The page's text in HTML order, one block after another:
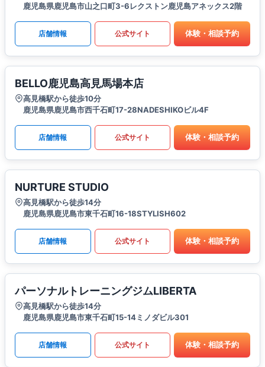
鹿児島県鹿児島市山之口町3-6レクストン鹿児島アネックス2階
店舗情報 公式サイト 体験・相談予約
BELLO鹿児島高見馬場本店
高見橋駅から徒歩10分
鹿児島県鹿児島市西千石町17-28NADESHIKOビル4F
店舗情報 公式サイト 体験・相談予約
NURTURE STUDIO
高見橋駅から徒歩14分
鹿児島県鹿児島市東千石町16-18STYLISH602
店舗情報 公式サイト 体験・相談予約
パーソナルトレーニングジムLIBERTA
高見橋駅から徒歩14分
鹿児島県鹿児島市東千石町15-14ミノダビル301
店舗情報 公式サイト 体験・相談予約